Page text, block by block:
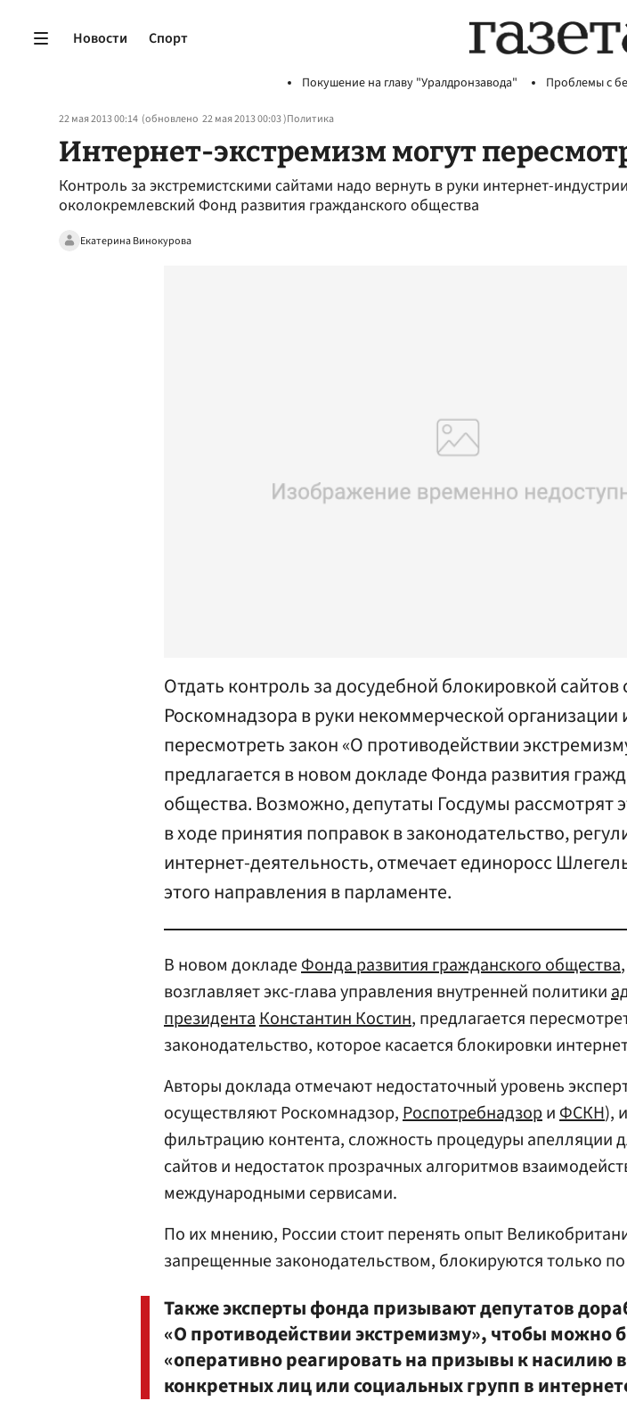
Новости Спорт
Покушение на главу "Уралдронзавода" Проблемы с
22 мая 2013 00:14 (обновлено 22 мая 2013 00:03)Политика
Интернет-экстремизм могут
Контроль за экстремистскими сайтами надо вернуть в руки интернет-
околокремлевский Фонд развития гражданского общества
Екатерина Винокурова
Отдать контроль за досудебной блокировкой сайтов
Роскомнадзора в руки некоммерческой организации
пересмотреть закон «О противодействии
предлагается в новом докладе Фонда развития
общества. Возможно, депутаты Госдумы рассмотрят
в ходе принятия поправок в законодательство,
интернет-деятельность, отмечает единоросс
этого направления в парламенте.
В новом докладеФонда развития гражданского общества
возглавляет экс-глава управления внутренней политики
президентаКонстантин Костин, предлагается
законодательство, которое касается блокировки
Авторы доклада отмечают недостаточный уровень
осуществляют Роскомнадзор,РоспотребнадзориФСКН),
фильтрацию контента, сложность процедуры апелляции
сайтов и недостаток прозрачных алгоритмов
международными сервисами.
По их мнению, России стоит перенять опыт
запрещенные законодательством, блокируются только по
Также эксперты фонда призывают депутатов
«О противодействии экстремизму», чтобы можно
«оперативно реагировать на призывы к насилию
конкретных лиц или социальных групп в